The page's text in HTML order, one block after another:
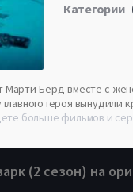
Категории
Марти Бёрд вместе с
героя вынудили
больше фильмов и
(2 сезон) на